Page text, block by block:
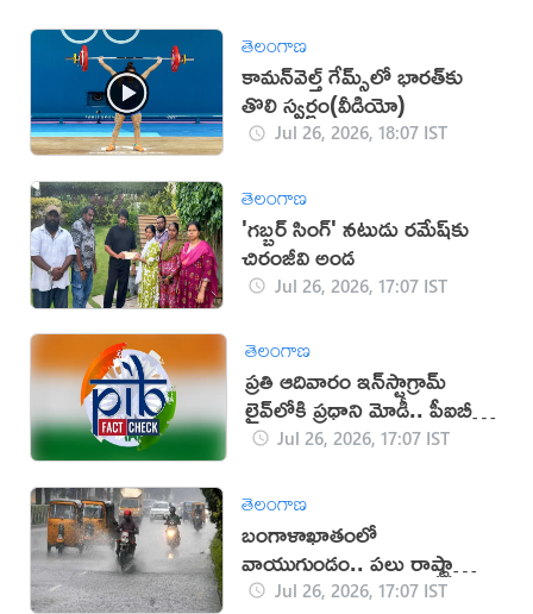
తెలంగాణ
కామన్‌వెల్త్ గేమ్స్‌లో భారత్‌కు
తొలి స్వర్ణం(వీడియో)
Jul 26, 2026, 18:07 IST
తెలంగాణ
'గబ్బర్ సింగ్' నటుడు రమేష్‌కు
చిరంజీవి అండ
Jul 26, 2026, 17:07 IST
తెలంగాణ
ప్రతి ఆదివారం ఇన్‌స్టాగ్రామ్
లైవ్‌లోకి ప్రధాని మోడీ.. పీఐబీ
క్లారిటీ ఇదే!
Jul 26, 2026, 17:07 IST
తెలంగాణ
బంగాళాఖాతంలో
వాయుగుండం.. పలు రాష్ట్రాల్లో
తీవ్ర వర్ష హెచ్చరికలు జారీ!
Jul 26, 2026, 17:07 IST